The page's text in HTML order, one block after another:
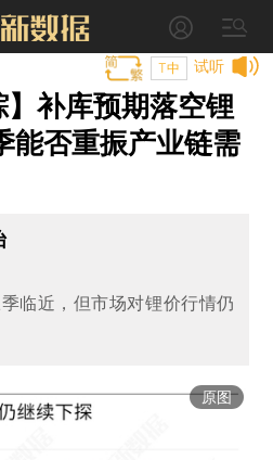
试听
T中
】补库预期落空锂
能否重振产业链需
临近，但市场对锂价行情仍
原图